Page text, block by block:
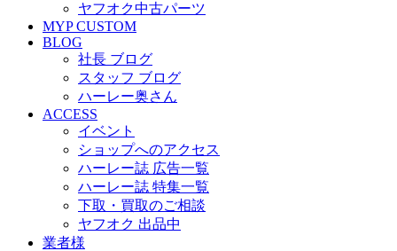
ヤフオク中古パーツ
MYP CUSTOM
BLOG
社長 ブログ
スタッフ ブログ
ハーレー奥さん
ACCESS
イベント
ショップへのアクセス
ハーレー誌 広告一覧
ハーレー誌 特集一覧
下取・買取のご相談
ヤフオク 出品中
業者様